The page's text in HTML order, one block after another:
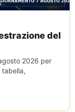
del
2026 per
tabella,